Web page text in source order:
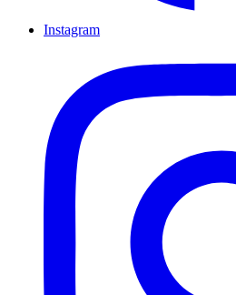
Instagram